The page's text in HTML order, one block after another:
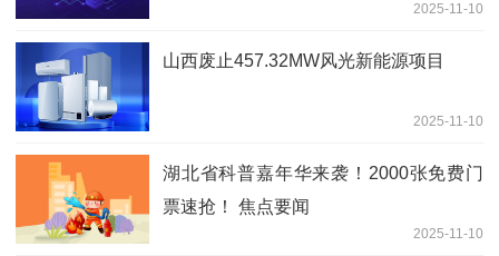
2025-11-10
山西废止457.32MW风光新能源项目
2025-11-10
湖北省科普嘉年华来袭！2000张免费门
票速抢！ 焦点要闻
2025-11-10